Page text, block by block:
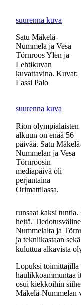
suurenna kuva
Satu Mäkelä-
Nummela ja Vesa
Törnroos Ylen ja
Lehtikuvan
kuvattavina. Kuvat:
Lassi Palo
suurenna kuva
Rion olympialaisten
alkuun on enää 56
päivää. Satu
Nummelan ja Vesa
Törnroosin
mediapäivä oli
perjantaina
Orimattilassa.
runsaat kaksi
heitä.
Nummelalta ja
ja tekniikastaan
kuluttua alkavista
Lopuksi toimittajilla
haulikkoammuntaa
osui kiekkoihin
Mäkelä-Nummelan